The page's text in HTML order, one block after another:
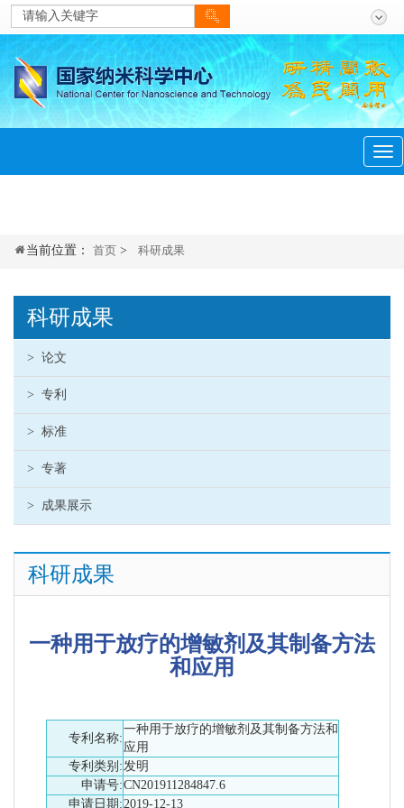
当前位置： 首页 > 科研成果
科研成果
> 论文
> 专利
> 标准
> 专著
> 成果展示
科研成果
一种用于放疗的增敏剂及其制备方法
和应用
专利名称:
一种用于放疗的增敏剂及其制备方法和
应用
专利类别:发明
申请号:CN201911284847.6
申请日期:2019-12-13